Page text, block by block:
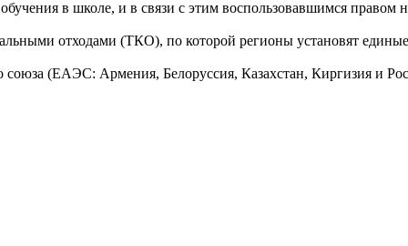
в школе, и в связи с этим воспользовавшимся правом
отходами (ТКО), по которой регионы установят
союза (ЕАЭС: Армения, Белоруссия, Казахстан, Киргизия и